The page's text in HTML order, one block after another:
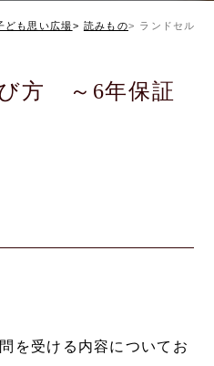
ども思い広場 読みもの ランドセルの
方 ～6年保証
を受ける内容についてお